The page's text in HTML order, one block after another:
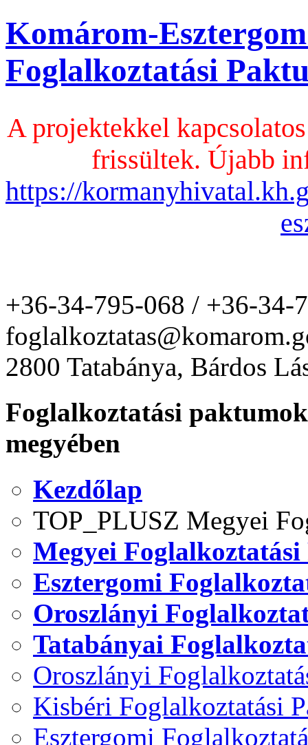
Komárom-
Foglalkoztatási
A projektekkel
frissültek. Újabb
https://
+36-34-795-068 / +36-34-
2800 Tatabánya, Bárdos
Foglalkoztatási
megyében
Kezdőlap
TOP_PLUSZ Megyei
Megyei
Esztergomi
Oroszlányi
Tatabányai
Oroszlányi
Kisbéri Foglalkoztatási
Esztergomi